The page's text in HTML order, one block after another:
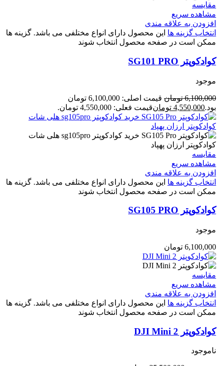
مقایسه
مشاهده سریع
افزودن به علاقه مندی
انتخاب گزینه ها این محصول دارای انواع مختلفی می باشد. گزینه ها
ممکن است در صفحه محصول انتخاب شوند
کوادکوپتر SG101 PRO
موجود
6,100,000 تومان
قیمت اصلی: 6,100,000 تومان
بود.4,550,000 تومانقیمت فعلی: 4,550,000 تومان.
مقایسه
مشاهده سریع
افزودن به علاقه مندی
انتخاب گزینه ها این محصول دارای انواع مختلفی می باشد. گزینه ها
ممکن است در صفحه محصول انتخاب شوند
کوادکوپتر SG105 PRO
موجود
6,100,000 تومان
مقایسه
مشاهده سریع
افزودن به علاقه مندی
انتخاب گزینه ها این محصول دارای انواع مختلفی می باشد. گزینه ها
ممکن است در صفحه محصول انتخاب شوند
کوادکوپتر DJI Mini 2
ناموجود